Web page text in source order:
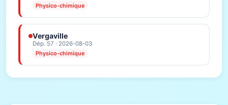
Physico-chimique
Vergaville
Dép. 57 · 2026-08-03
Physico-chimique